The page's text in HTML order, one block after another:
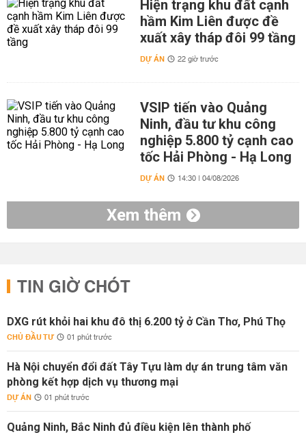
Hiện trạng khu đất cạnh
hầm Kim Liên được đề
xuất xây tháp đôi 99 tầng
DỰ ÁN 22 giờ trước
VSIP tiến vào Quảng
Ninh, đầu tư khu công
nghiệp 5.800 tỷ cạnh cao
tốc Hải Phòng - Hạ Long
DỰ ÁN 14:30 | 04/08/2026
Xem thêm
TIN GIỜ CHÓT
DXG rút khỏi hai khu đô thị 6.200 tỷ ở Cần Thơ, Phú Thọ
CHỦ ĐẦU TƯ 01 phút trước
Hà Nội chuyển đổi đất Tây Tựu làm dự án trung tâm văn
phòng kết hợp dịch vụ thương mại
DỰ ÁN 01 phút trước
Quảng Ninh, Bắc Ninh đủ điều kiện lên thành phố